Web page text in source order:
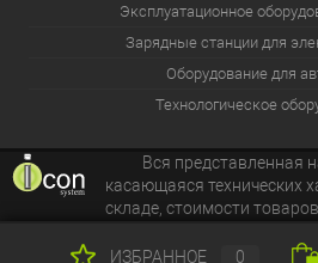
Эксплуатационное
Зарядные станции для
Оборудование для
Технологическое
Вся представленная
касающаяся технических
складе, стоимости
офертой.
ИЗБРАННОЕ 0